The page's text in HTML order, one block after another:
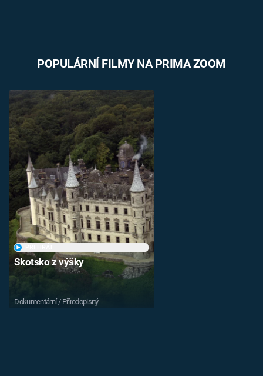
POPULÁRNÍ FILMY NA PRIMA ZOOM
Skotsko z výšky
Dokumentární / Přírodopisný